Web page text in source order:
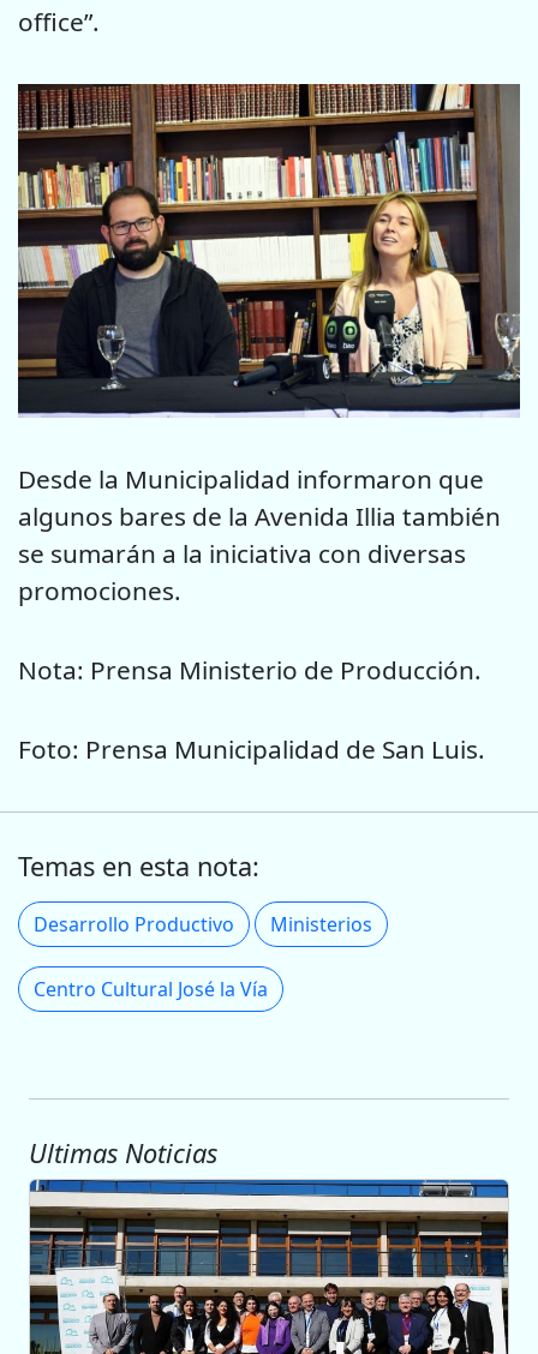
office”.
Desde la Municipalidad informaron que
algunos bares de la Avenida Illia también
se sumarán a la iniciativa con diversas
promociones.
Nota: Prensa Ministerio de Producción.
Foto: Prensa Municipalidad de San Luis.
Temas en esta nota:
Desarrollo Productivo Ministerios
Centro Cultural José la Vía
Ultimas Noticias